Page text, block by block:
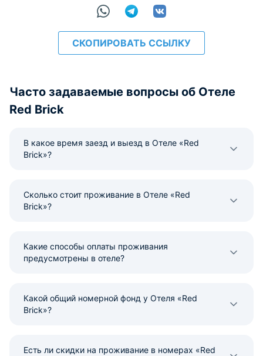
СКОПИРОВАТЬ ССЫЛКУ
Часто задаваемые вопросы об Отеле
Red Brick
В какое время заезд и выезд в Отеле «Red
Brick»?
Сколько стоит проживание в Отеле «Red
Brick»?
Какие способы оплаты проживания
предусмотрены в отеле?
Какой общий номерной фонд у Отеля «Red
Brick»?
Есть ли скидки на проживание в номерах «Red